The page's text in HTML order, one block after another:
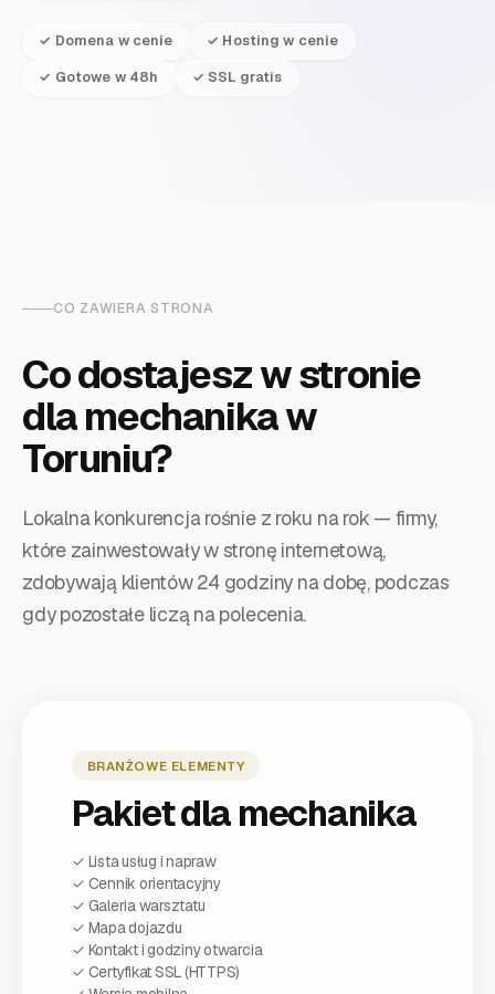
✓ Domena w cenie
✓ Hosting w cenie
✓ Gotowe w 48h
✓ SSL gratis
CO ZAWIERA STRONA
Co dostajesz w stronie
dlamechanikaw
Toruniu?
Lokalna konkurencja rośnie z roku na rok — firmy,
które zainwestowały w stronę internetową,
zdobywają klientów 24 godziny na dobę, podczas
gdy pozostałe liczą na polecenia.
BRANŻOWE ELEMENTY
Pakiet dlamechanika
✓ Lista usług i napraw
✓ Cennik orientacyjny
✓ Galeria warsztatu
✓ Mapa dojazdu
✓ Kontakt i godziny otwarcia
✓ Certyfikat SSL (HTTPS)